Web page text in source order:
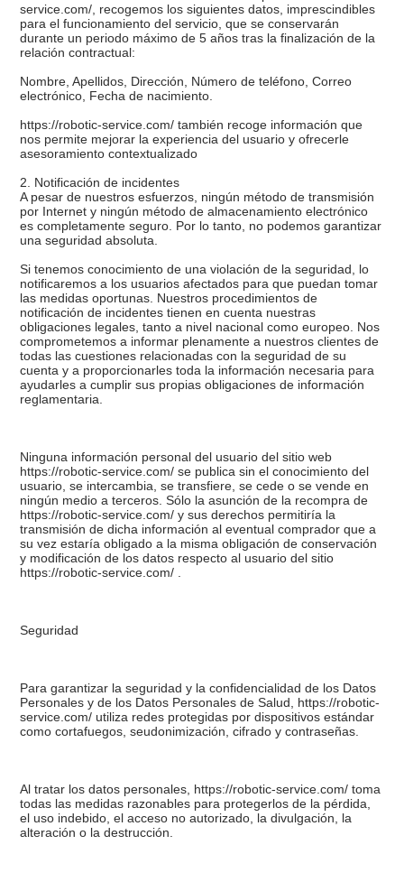
service.com/, recogemos los siguientes datos, imprescindibles
para el funcionamiento del servicio, que se conservarán
durante un periodo máximo de 5 años tras la finalización de la
relación contractual:
Nombre, Apellidos, Dirección, Número de teléfono, Correo
electrónico, Fecha de nacimiento.
https://robotic-service.com/ también recoge información que
nos permite mejorar la experiencia del usuario y ofrecerle
asesoramiento contextualizado
2. Notificación de incidentes
A pesar de nuestros esfuerzos, ningún método de transmisión
por Internet y ningún método de almacenamiento electrónico
es completamente seguro. Por lo tanto, no podemos garantizar
una seguridad absoluta.
Si tenemos conocimiento de una violación de la seguridad, lo
notificaremos a los usuarios afectados para que puedan tomar
las medidas oportunas. Nuestros procedimientos de
notificación de incidentes tienen en cuenta nuestras
obligaciones legales, tanto a nivel nacional como europeo. Nos
comprometemos a informar plenamente a nuestros clientes de
todas las cuestiones relacionadas con la seguridad de su
cuenta y a proporcionarles toda la información necesaria para
ayudarles a cumplir sus propias obligaciones de información
reglamentaria.
Ninguna información personal del usuario del sitio web
https://robotic-service.com/ se publica sin el conocimiento del
usuario, se intercambia, se transfiere, se cede o se vende en
ningún medio a terceros. Sólo la asunción de la recompra de
https://robotic-service.com/ y sus derechos permitiría la
transmisión de dicha información al eventual comprador que a
su vez estaría obligado a la misma obligación de conservación
y modificación de los datos respecto al usuario del sitio
https://robotic-service.com/ .
Seguridad
Para garantizar la seguridad y la confidencialidad de los Datos
Personales y de los Datos Personales de Salud, https://robotic-
service.com/ utiliza redes protegidas por dispositivos estándar
como cortafuegos, seudonimización, cifrado y contraseñas.
Al tratar los datos personales, https://robotic-service.com/ toma
todas las medidas razonables para protegerlos de la pérdida,
el uso indebido, el acceso no autorizado, la divulgación, la
alteración o la destrucción.